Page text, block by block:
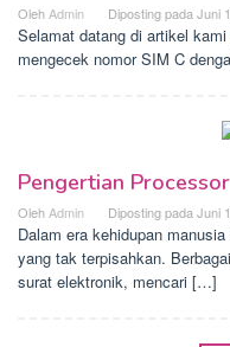
Oleh Admin Diposting pada Juni
Selamat datang di artikel
mengecek nomor SIM C
Pengertian Processor
Oleh Admin Diposting pada Juni
Dalam era kehidupan
yang tak terpisahkan.
surat elektronik, mencari […]